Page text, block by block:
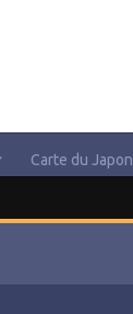
Carte du Japon